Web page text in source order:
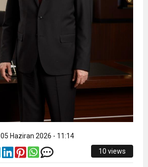
05 Haziran 2026 - 11:14
10 views